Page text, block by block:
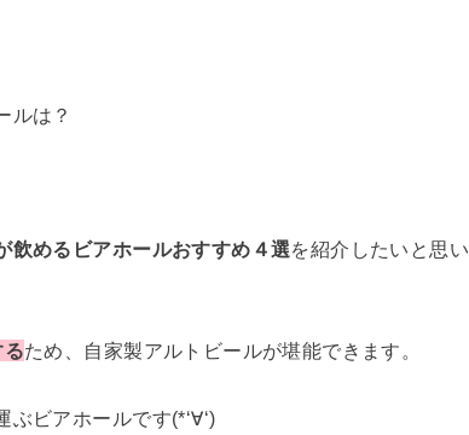
ルは？
飲めるビアホールおすすめ４選を紹介したいと思い
ため、自家製アルトビールが堪能できます。
ビアホールです(*‘∀‘)